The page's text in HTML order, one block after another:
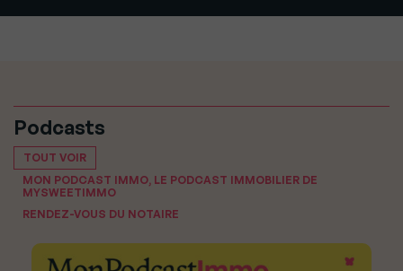
Podcasts
TOUT VOIR
MON PODCAST IMMO, LE PODCAST IMMOBILIER DE
MYSWEETIMMO
RENDEZ-VOUS DU NOTAIRE